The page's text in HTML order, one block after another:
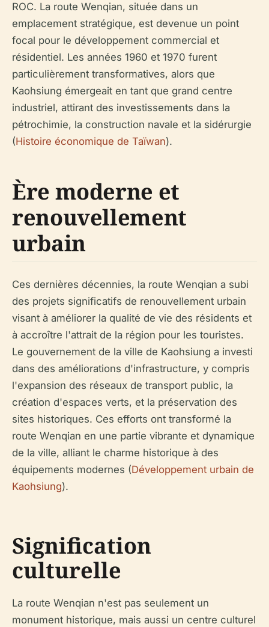
ROC. La route Wenqian, située dans un
emplacement stratégique, est devenue un point
focal pour le développement commercial et
résidentiel. Les années 1960 et 1970 furent
particulièrement transformatives, alors que
Kaohsiung émergeait en tant que grand centre
industriel, attirant des investissements dans la
pétrochimie, la construction navale et la sidérurgie
(Histoire économique de Taïwan).
Ère moderne et
renouvellement
urbain
Ces dernières décennies, la route Wenqian a subi
des projets significatifs de renouvellement urbain
visant à améliorer la qualité de vie des résidents et
à accroître l'attrait de la région pour les touristes.
Le gouvernement de la ville de Kaohsiung a investi
dans des améliorations d'infrastructure, y compris
l'expansion des réseaux de transport public, la
création d'espaces verts, et la préservation des
sites historiques. Ces efforts ont transformé la
route Wenqian en une partie vibrante et dynamique
de la ville, alliant le charme historique à des
équipements modernes (Développement urbain de
Kaohsiung).
Signification
culturelle
La route Wenqian n'est pas seulement un
monument historique, mais aussi un centre culturel